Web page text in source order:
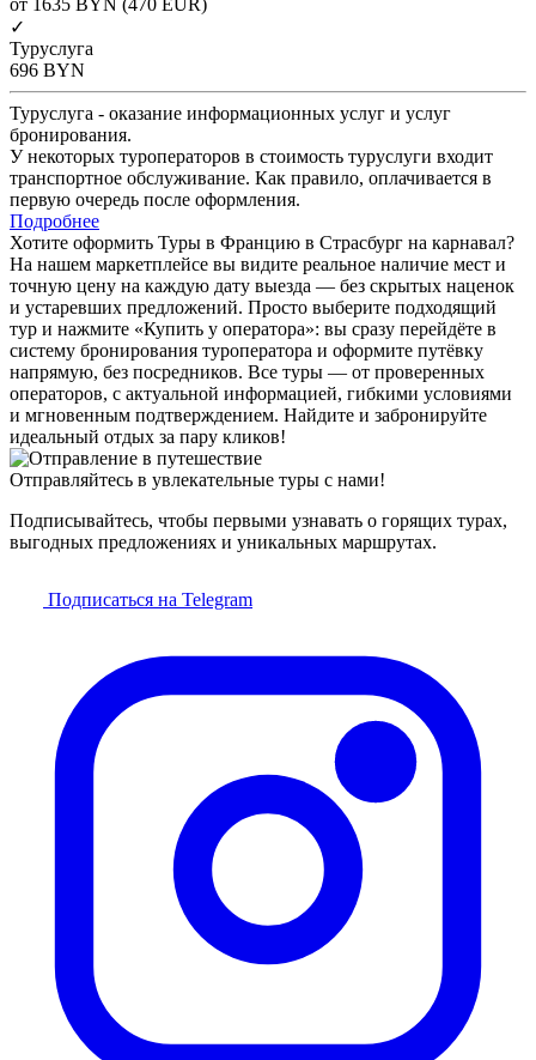
✓
Туруслуга
696 BYN
Туруслуга - оказание информационных услуг и услуг
бронирования.
У некоторых туроператоров в стоимость туруслуги входит
транспортное обслуживание. Как правило, оплачивается в
первую очередь после оформления.
Подробнее
Хотите оформить Туры в Францию в Страсбург на карнавал?
На нашем маркетплейсе вы видите реальное наличие мест и
точную цену на каждую дату выезда — без скрытых наценок
и устаревших предложений. Просто выберите подходящий
тур и нажмите «Купить у оператора»: вы сразу перейдёте в
систему бронирования туроператора и оформите путёвку
напрямую, без посредников. Все туры — от проверенных
операторов, с актуальной информацией, гибкими условиями
и мгновенным подтверждением. Найдите и забронируйте
идеальный отдых за пару кликов!
Отправляйтесь в увлекательные туры с нами!
Подписывайтесь, чтобы первыми узнавать о горящих турах,
выгодных предложениях и уникальных маршрутах.
Подписаться на Telegram